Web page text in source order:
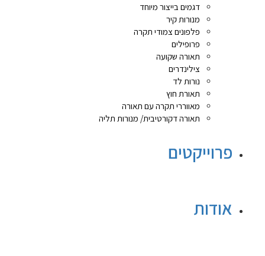
דגמים בייצור מיוחד
מנורות קיר
פלפונים צמודי תקרה
פרופילים
תאורה שקועה
צילינדרים
נורות לד
תאורת חוץ
מאווררי תקרה עם תאורה
תאורה דקורטיבית/ מנורות תליה
פרוייקטים
אודות